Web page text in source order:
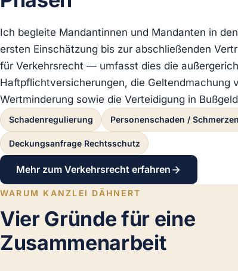
Ich begleite Mandantinnen und Mandanten in
ersten Einschätzung bis zur abschließenden
für Verkehrsrecht — umfasst dies die
Haftpflichtversicherungen, die Geltendmachung
Wertminderung sowie die Verteidigung in
Schadenregulierung Personenschaden /
Deckungsanfrage Rechtsschutz
Mehr zum Verkehrsrecht erfahren
WARUM KANZLEI DÄHNERT
Vier Gründe für eine
Zusammenarbeit